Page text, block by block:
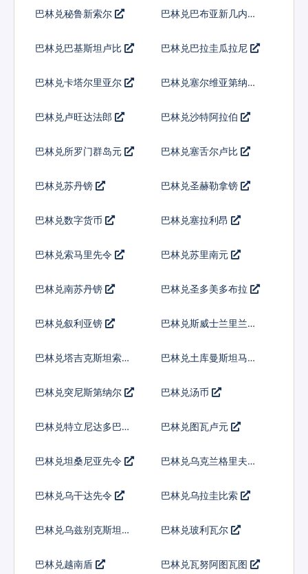
巴林兑秘鲁新索尔
巴林兑巴布亚新几内亚
巴林兑巴基斯坦卢比 巴林兑巴拉圭瓜拉尼
巴林兑卡塔尔里亚尔 巴林兑塞尔维亚第纳尔
巴林兑卢旺达法郎 巴林兑沙特阿拉伯
巴林兑所罗门群岛元 巴林兑塞舌尔卢比
巴林兑苏丹镑 巴林兑圣赫勒拿镑
巴林兑数字货币 巴林兑塞拉利昂
巴林兑索马里先令 巴林兑苏里南元
巴林兑南苏丹镑 巴林兑圣多美多布拉
巴林兑叙利亚镑
巴林兑斯威士兰里兰吉
巴林兑塔吉克斯坦索莫
巴林兑土库曼斯坦马纳
巴林兑突尼斯第纳尔 巴林兑汤币
巴林兑特立尼达多巴哥
巴林兑图瓦卢元
巴林兑坦桑尼亚先令 巴林兑乌克兰格里夫纳
巴林兑乌干达先令 巴林兑乌拉圭比索
巴林兑乌兹别克斯坦索
巴林兑玻利瓦尔
巴林兑越南盾 巴林兑瓦努阿图瓦图